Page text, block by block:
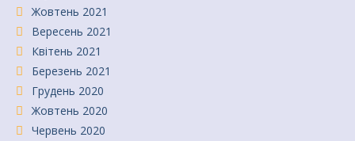
Жовтень 2021
Вересень 2021
Квітень 2021
Березень 2021
Грудень 2020
Жовтень 2020
Червень 2020